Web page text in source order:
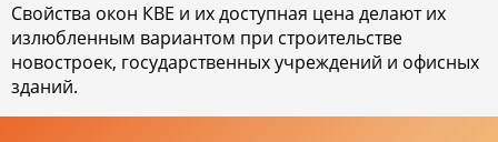
Свойства окон КВЕ и их доступная цена делают их
излюбленным вариантом при строительстве
новостроек, государственных учреждений и офисных
зданий.